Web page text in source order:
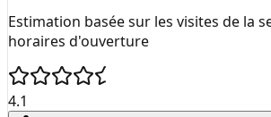
Estimation basée sur les visites de la
horaires d'ouverture
4.1